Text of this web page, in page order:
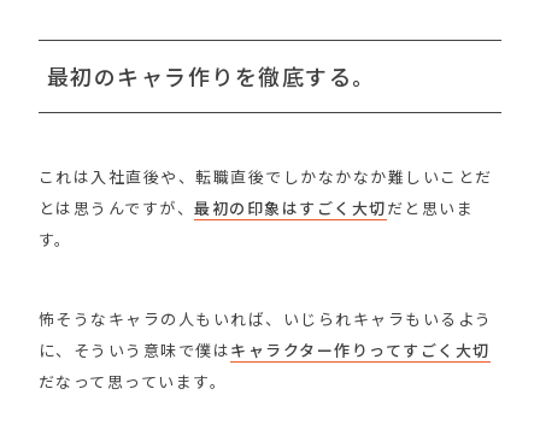
最初のキャラ作りを徹底する。
これは入社直後や、転職直後でしかなかなか難しいことだ
とは思うんですが、最初の印象はすごく大切だと思いま
す。
怖そうなキャラの人もいれば、いじられキャラもいるよう
に、そういう意味で僕はキャラクター作りってすごく大切
だなって思っています。